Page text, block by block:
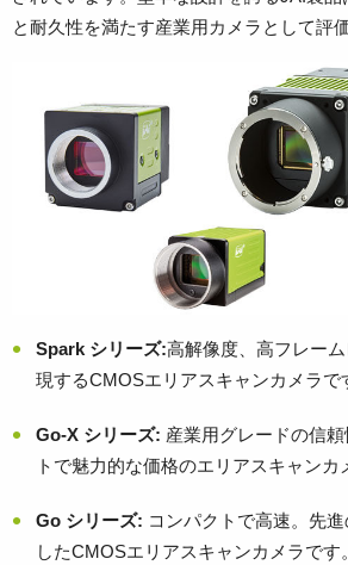
と耐久性を満たす産業用カメラとして評
Spark シリーズ:高解像度、高フレー
現するCMOSエリアスキャンカメラで
Go-X シリーズ: 産業用グレードの信
トで魅力的な価格のエリアスキャンカ
Go シリーズ: コンパクトで高速。先
したCMOSエリアスキャンカメラです。